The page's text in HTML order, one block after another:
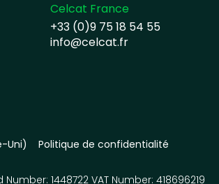
Celcat France
+33 (0)9 75 18 54 55
info@celcat.fr
Uni) Politique de confidentialité
1448722 VAT Number: 418696219